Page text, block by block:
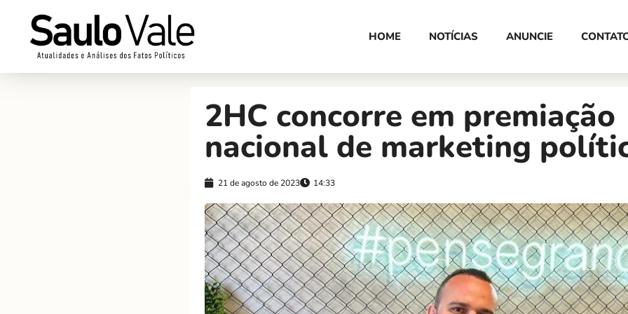
HOME NOTÍCIAS ANUNCIE
2HC concorre em premiação
nacional de marketing
21 de agosto de 2023 14:33